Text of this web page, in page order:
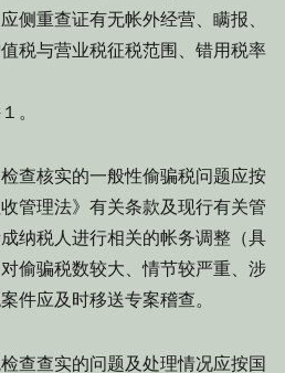
重查证有无帐外经营、瞒报、
税与营业税征税范围、错用税率
。
核实的一般性偷骗税问题应按
管理法》有关条款及现行有关管
纳税人进行相关的帐务调整（具
偷骗税数较大、情节较严重、涉
件应及时移送专案稽查。
查实的问题及处理情况应按国